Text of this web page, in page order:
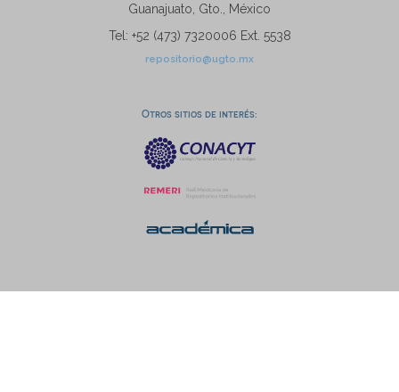
Guanajuato, Gto., México
Tel: +52 (473) 7320006 Ext. 5538
repositorio@ugto.mx
Otros sitios de interés: